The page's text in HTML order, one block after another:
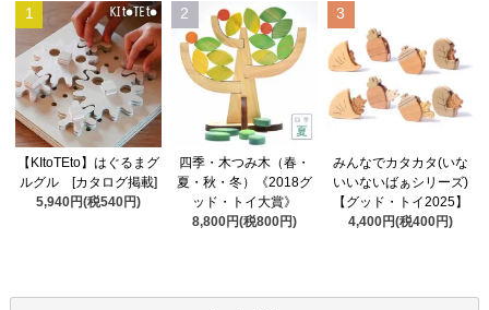
1
【KItoTEto】はぐるまグ
ルグル [カタログ掲載]
5,940円(税540円)
2
四季・木つみ木（春・
夏・秋・冬）《2018グ
ッド・トイ大賞》
8,800円(税800円)
3
みんなでカタカタ(いな
いいないばぁシリーズ)
【グッド・トイ2025】
4,400円(税400円)